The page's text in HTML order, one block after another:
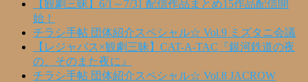
【観劇三昧】6/1～7/31 配信作品まとめ15作品配信開
始！
チラシ手帖 団体紹介スペシャル☆ Vol.9 ミズタニ会議
【レジャパス×観劇三昧】CAT-A-TAC『銀河鉄道の夜
の、そのまた夜に』
チラシ手帖 団体紹介スペシャル☆ Vol.8 JACROW